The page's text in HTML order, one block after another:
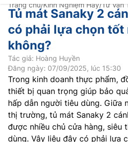
Trang chủ/Kinh Nghiệm Hay/Tư Vấn
Tủ mát Sanaky 2
có phải lựa chọn tốt
không?
Tác giả: Hoàng Huyền
Đăng ngày: 07/09/2025, lúc 15:30
Trong kinh doanh thực phẩm,
thiết bị quan trọng giúp bảo
hấp dẫn người tiêu dùng. Giữa
thị trường, tủ mát Sanaky 2
được nhiều chủ cửa hàng, siêu
dùng. Vậy liệu đây có phải lựa